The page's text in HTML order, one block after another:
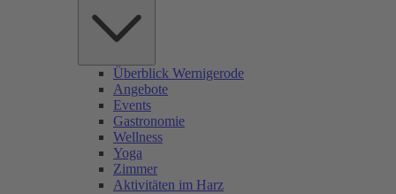
Überblick Wernigerode
Angebote
Events
Gastronomie
Wellness
Yoga
Zimmer
Aktivitäten im Harz